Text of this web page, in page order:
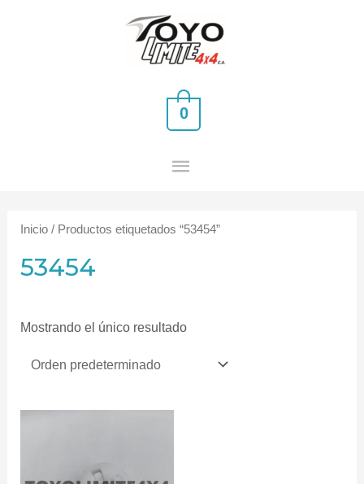
MENÚ
PRINCIPAL
0
Inicio / Productos etiquetados “53454”
53454
Mostrando el único resultado